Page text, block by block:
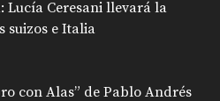
Lucía Ceresani llevará la
suizos e Italia
con Alas” de Pablo Andrés